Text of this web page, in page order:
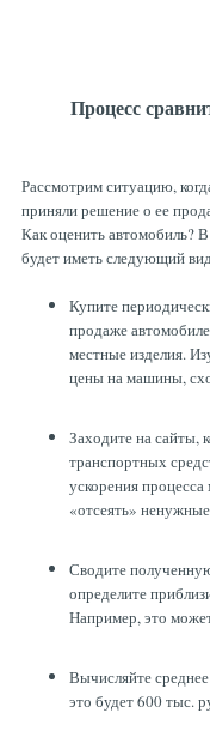
Процесс
Рассмотрим ситуацию,
приняли решение о ее
Как оценить автомобиль?
будет иметь следующий
Купите
продаже
местные изделия.
цены на машины,
Заходите на сайты,
транспортных
ускорения
«отсеять»
Сводите
определите
Например, это
Вычисляйте
это будет 600 тыс.